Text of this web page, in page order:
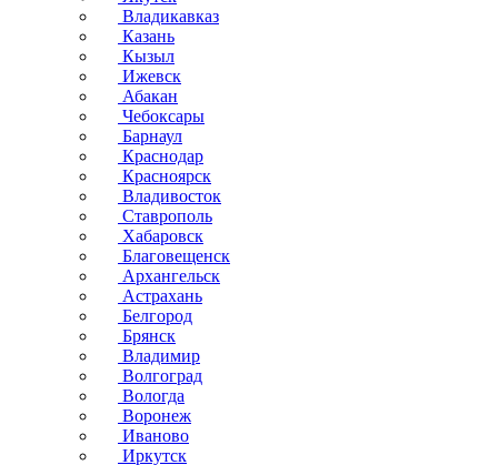
Владикавказ
Казань
Кызыл
Ижевск
Абакан
Чебоксары
Барнаул
Краснодар
Красноярск
Владивосток
Ставрополь
Хабаровск
Благовещенск
Архангельск
Астрахань
Белгород
Брянск
Владимир
Волгоград
Вологда
Воронеж
Иваново
Иркутск